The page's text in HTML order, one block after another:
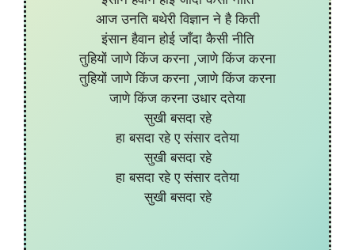
आज उनति बथेरी विज्ञान ने है किती
इंसान हैवान होई जाँदा कैसी नीति
तुहियों जाणे किंज करना ,जाणे किंज करना
तुहियों जाणे किंज करना ,जाणे किंज करना
जाणे किंज करना उधार दतेया
सुखी बसदा रहे
हा बसदा रहे ए संसार दतेया
सुखी बसदा रहे
हा बसदा रहे ए संसार दतेया
सुखी बसदा रहे